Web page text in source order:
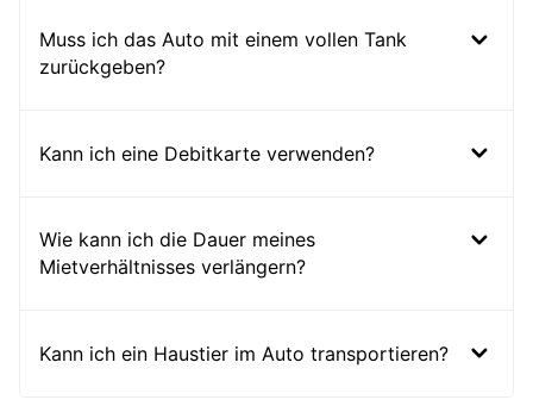
Muss ich das Auto mit einem vollen Tank
zurückgeben?
Kann ich eine Debitkarte verwenden?
Wie kann ich die Dauer meines
Mietverhältnisses verlängern?
Kann ich ein Haustier im Auto transportieren?